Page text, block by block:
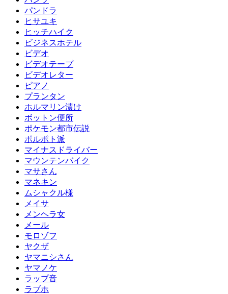
パンドラ
ヒサユキ
ヒッチハイク
ビジネスホテル
ビデオ
ビデオテープ
ビデオレター
ピアノ
プランタン
ホルマリン漬け
ボットン便所
ポケモン都市伝説
ポルポト派
マイナスドライバー
マウンテンバイク
マサさん
マネキン
ムシャクル様
メイサ
メンヘラ女
メール
モロゾフ
ヤクザ
ヤマニシさん
ヤマノケ
ラップ音
ラブホ